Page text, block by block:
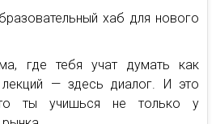
хаб для нового
где тебя учат думать как
— здесь диалог. И это
ты учишься не только у